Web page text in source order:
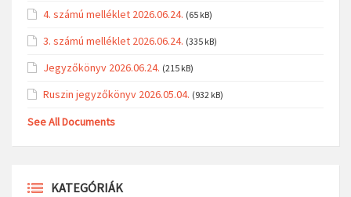
4. számú melléklet 2026.06.24. (65 kB)
3. számú melléklet 2026.06.24. (335 kB)
Jegyzőkönyv 2026.06.24. (215 kB)
Ruszin jegyzőkönyv 2026.05.04. (932 kB)
See All Documents
KATEGÓRIÁK